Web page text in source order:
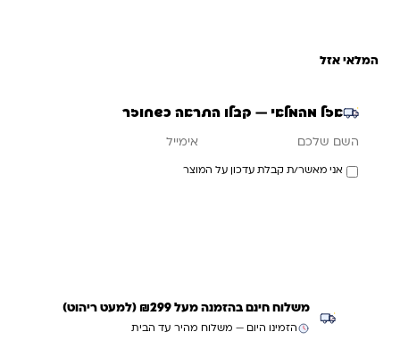
המלאי אזל
אזל מהמלאי — קבלו התראה כשחוזר
אני מאשר/ת קבלת עדכון על המוצר
משלוח חינם בהזמנה מעל ₪299 (למעט ריהוט)
הזמינו היום — משלוח מהיר עד הבית